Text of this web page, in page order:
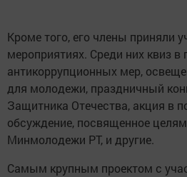
Кроме того, его члены приняли
мероприятиях. Среди них квиз в
антикоррупционных мер,
для молодежи, праздничный
Защитника Отечества, акция в
обсуждение, посвященное
Минмолодежи РТ, и другие.
Самым крупным проектом с